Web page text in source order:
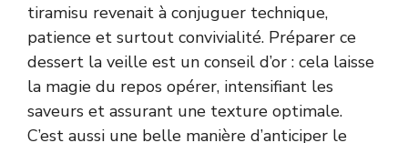
tiramisu revenait à conjuguer technique,
patience et surtout convivialité. Préparer ce
dessert la veille est un conseil d’or : cela laisse
la magie du repos opérer, intensifiant les
saveurs et assurant une texture optimale.
C’est aussi une belle manière d’anticiper le